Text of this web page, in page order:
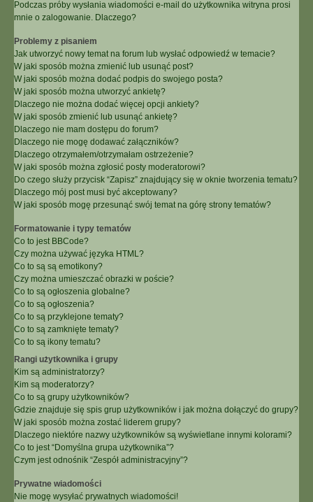
Podczas próby wysłania wiadomości e-mail do użytkownika witryna prosi
mnie o zalogowanie. Dlaczego?
Problemy z pisaniem
Jak utworzyć nowy temat na forum lub wysłać odpowiedź w temacie?
W jaki sposób można zmienić lub usunąć post?
W jaki sposób można dodać podpis do swojego posta?
W jaki sposób można utworzyć ankietę?
Dlaczego nie można dodać więcej opcji ankiety?
W jaki sposób zmienić lub usunąć ankietę?
Dlaczego nie mam dostępu do forum?
Dlaczego nie mogę dodawać załączników?
Dlaczego otrzymałem/otrzymałam ostrzeżenie?
W jaki sposób można zgłosić posty moderatorowi?
Do czego służy przycisk “Zapisz” znajdujący się w oknie tworzenia tematu?
Dlaczego mój post musi być akceptowany?
W jaki sposób mogę przesunąć swój temat na górę strony tematów?
Formatowanie i typy tematów
Co to jest BBCode?
Czy można używać języka HTML?
Co to są są emotikony?
Czy można umieszczać obrazki w poście?
Co to są ogłoszenia globalne?
Co to są ogłoszenia?
Co to są przyklejone tematy?
Co to są zamknięte tematy?
Co to są ikony tematu?
Rangi użytkownika i grupy
Kim są administratorzy?
Kim są moderatorzy?
Co to są grupy użytkowników?
Gdzie znajduje się spis grup użytkowników i jak można dołączyć do grupy?
W jaki sposób można zostać liderem grupy?
Dlaczego niektóre nazwy użytkowników są wyświetlane innymi kolorami?
Co to jest “Domyślna grupa użytkownika”?
Czym jest odnośnik “Zespół administracyjny”?
Prywatne wiadomości
Nie mogę wysyłać prywatnych wiadomości!